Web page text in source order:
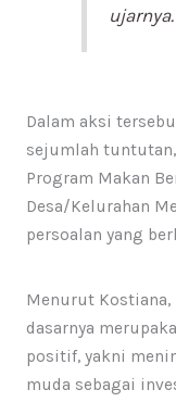
ujarnya.
Dalam aksi
sejumlah
Program Makan
Desa/Kelurahan
persoalan yang
Menurut Kostiana,
dasarnya
positif, yakni
muda sebagai